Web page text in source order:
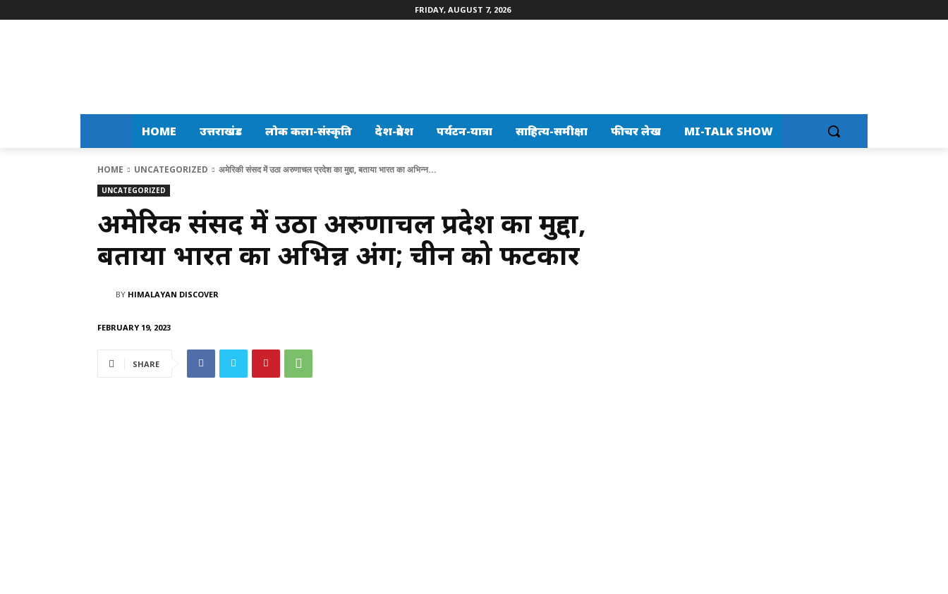
FRIDAY, AUGUST 7, 2026
HOME उत्तराखंड लोक कला-संस्कृति देश-प्रदेश पर्यटन-यात्रा साहित्य-समीक्षा फीचर लेख MI-TALK SHOW
HOME UNCATEGORIZED अमेरिकी संसद में उठा अरुणाचल प्रदेश का मुद्दा, बताया भारत का अभिन्न...
UNCATEGORIZED
अमेरिकी संसद में उठा अरुणाचल प्रदेश का मुद्दा,
बताया भारत का अभिन्न अंग; चीन को फटकार
BY HIMALAYAN DISCOVER
FEBRUARY 19, 2023
SHARE